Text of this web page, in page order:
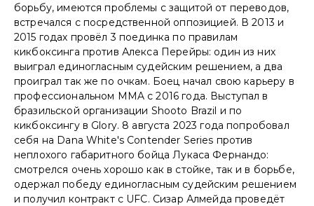
борьбу, имеются проблемы с защитой от переводов,
встречался с посредственной оппозицией. В 2013 и
2015 годах провёл 3 поединка по правилам
кикбоксинга против Алекса Перейры: один из них
выиграл единогласным судейским решением, а два
проиграл так же по очкам. Боец начал свою карьеру в
профессиональном MMA с 2016 года. Выступал в
бразильской организации Shooto Brazil и по
кикбоксингу в Glory. 8 августа 2023 года попробовал
себя на Dana White's Contender Series против
неплохого габаритного бойца Лукаса Фернандо:
смотрелся очень хорошо как в стойке, так и в борьбе,
одержал победу единогласным судейским решением
и получил контракт с UFC. Сизар Алмейда проведёт